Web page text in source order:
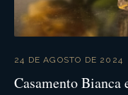
24 DE AGOSTO DE 2024
Casamento